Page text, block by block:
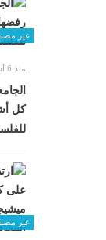
غير
منذ 6 أشهر
كل
غير